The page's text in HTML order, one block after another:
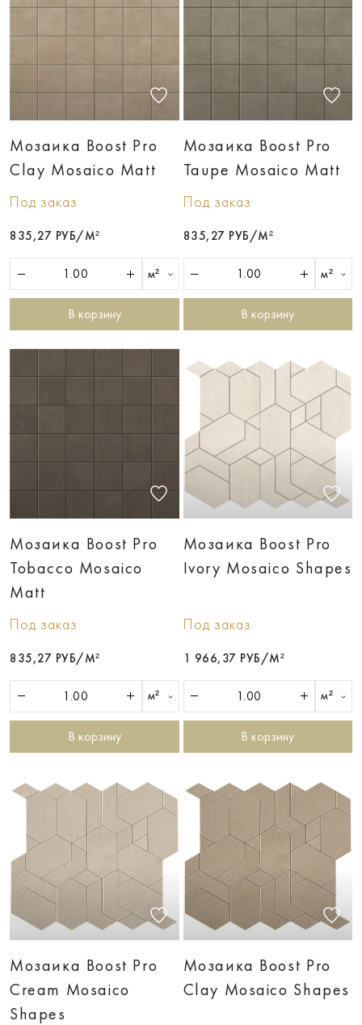
Мозаика Boost Pro
Clay Mosaico Matt
Под заказ
835,27 РУБ/М²
м²
В корзину
Мозаика Boost Pro
Taupe Mosaico Matt
Под заказ
835,27 РУБ/М²
м²
В корзину
Мозаика Boost Pro
Tobacco Mosaico
Matt
Под заказ
835,27 РУБ/М²
м²
В корзину
Мозаика Boost Pro
Ivory Mosaico Shapes
Под заказ
1 966,37 РУБ/М²
м²
В корзину
Мозаика Boost Pro
Cream Mosaico
Shapes
Мозаика Boost Pro
Clay Mosaico Shapes